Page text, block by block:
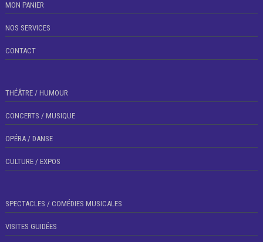
MON PANIER
NOS SERVICES
CONTACT
THÉÂTRE / HUMOUR
CONCERTS / MUSIQUE
OPÉRA / DANSE
CULTURE / EXPOS
SPECTACLES / COMÉDIES MUSICALES
VISITES GUIDÉES